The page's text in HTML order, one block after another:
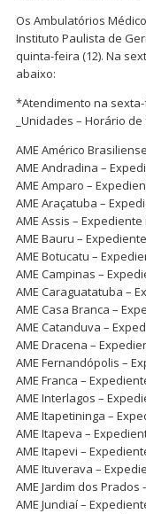
Os Ambulatórios
Instituto Paulista de
quinta-feira (12). Na
abaixo:
*Atendimento na
_Unidades – Horário
AME Américo
AME Andradina –
AME Amparo –
AME Araçatuba –
AME Assis –
AME Bauru –
AME Botucatu –
AME Campinas –
AME Caraguatatuba –
AME Casa Branca –
AME Catanduva –
AME Dracena –
AME Fernandópolis –
AME Franca –
AME Interlagos –
AME Itapetininga –
AME Itapeva –
AME Itapevi –
AME Ituverava –
AME Jardim dos
AME Jundiaí –